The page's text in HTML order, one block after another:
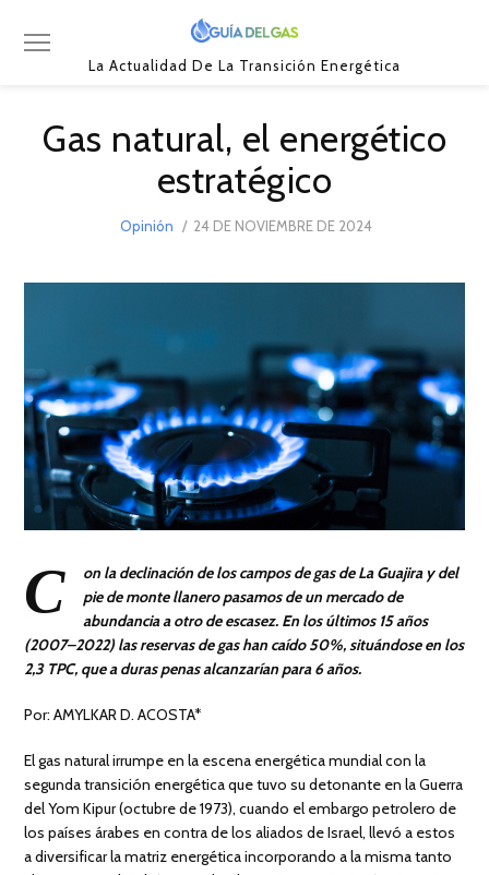
La Actualidad De La Transición Energética
Gas natural, el energético
estratégico
Opinión
POSTED
24 DE NOVIEMBRE DE 2024
C
on la declinación de los campos de gas de La Guajira y del
pie de monte llanero pasamos de un mercado de
abundancia a otro de escasez. En los últimos 15 años
(2007–2022) las reservas de gas han caído 50%, situándose en los
2,3 TPC, que a duras penas alcanzarían para 6 años.
Por: AMYLKAR D. ACOSTA*
El gas natural irrumpe en la escena energética mundial con la
segunda transición energética que tuvo su detonante en la Guerra
del Yom Kipur (octubre de 1973), cuando el embargo petrolero de
los países árabes en contra de los aliados de Israel, llevó a estos
a diversificar la matriz energética incorporando a la misma tanto